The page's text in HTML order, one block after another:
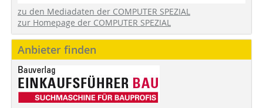
zu den Mediadaten der COMPUTER SPEZIAL
zur Homepage der COMPUTER SPEZIAL
Anbieter finden